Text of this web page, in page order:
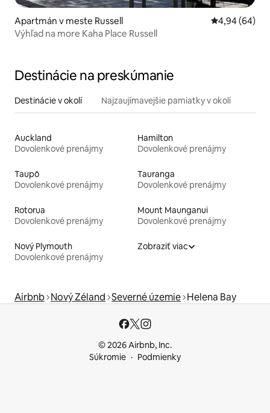
Apartmán v meste Russell Priemerné
4,94 (64)
Výhľad na more Kaha Place Russell
Destinácie na preskúmanie
Destinácie v okolí Najzaujímavejšie pamiatky v okolí
Auckland
Dovolenkové prenájmy
Hamilton
Dovolenkové prenájmy
Taupō
Dovolenkové prenájmy
Tauranga
Dovolenkové prenájmy
Rotorua
Dovolenkové prenájmy
Mount Maunganui
Dovolenkové prenájmy
Nový Plymouth
Dovolenkové prenájmy
Zobraziť viac
Airbnb Nový Zéland Severné územie Helena Bay
© 2026 Airbnb, Inc.
Súkromie
Podmienky